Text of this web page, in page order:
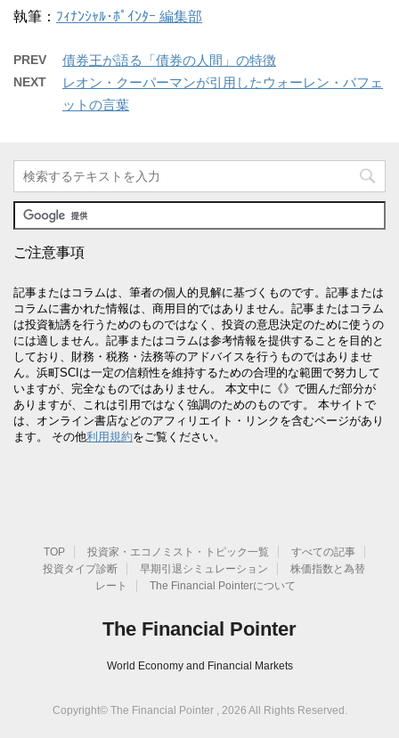
執筆： ﾌｨﾅﾝｼｬﾙ･ﾎﾟｲﾝﾀｰ 編集部
PREV 債券王が語る「債券の人間」の特徴
NEXT
レオン・クーパーマンが引用したウォーレン・バフェ
ットの言葉
ご注意事項
記事またはコラムは、筆者の個人的見解に基づくものです。記事または
コラムに書かれた情報は、商用目的ではありません。記事またはコラム
は投資勧誘を行うためのものではなく、投資の意思決定のために使うの
には適しません。記事またはコラムは参考情報を提供することを目的と
しており、財務・税務・法務等のアドバイスを行うものではありませ
ん。浜町SCIは一定の信頼性を維持するための合理的な範囲で努力して
いますが、完全なものではありません。 本文中に《》で囲んだ部分が
ありますが、これは引用ではなく強調のためのものです。 本サイトで
は、オンライン書店などのアフィリエイト・リンクを含むページがあり
ます。 その他利用規約をご覧ください。
TOP 投資家・エコノミスト・トピック一覧
すべての記事
投資タイプ診断
早期引退シミュレーション
株価指数と為替
レート
The Financial Pointerについて
The Financial Pointer
World Economy and Financial Markets
Copyright© The Financial Pointer , 2026 All Rights Reserved.